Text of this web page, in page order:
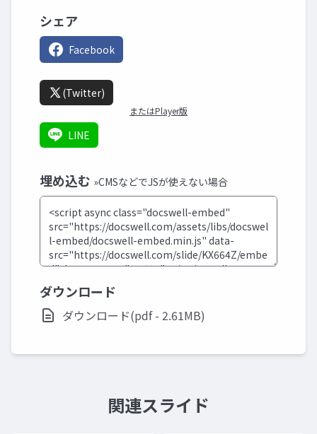
シェア
Facebook
(Twitter)
またはPlayer版
LINE
埋め込む »CMSなどでJSが使えない場合
ダウンロード
ダウンロード(pdf - 2.61MB)
関連スライド